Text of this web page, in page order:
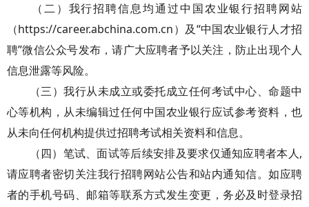
（二）我行招聘信息均通过中国农业银行招聘网站
（https://career.abchina.com.cn）及“中国农业银行人才招
聘”微信公众号发布，请广大应聘者予以关注，防止出现个人
信息泄露等风险。
（三）我行从未成立或委托成立任何考试中心、命题中
心等机构，从未编辑过任何中国农业银行应试参考资料，也
从未向任何机构提供过招聘考试相关资料和信息。
（四）笔试、面试等后续安排及要求仅通知应聘者本人,
请应聘者密切关注我行招聘网站公告和站内通知信。如应聘
者的手机号码、邮箱等联系方式发生变更，务必及时登录招